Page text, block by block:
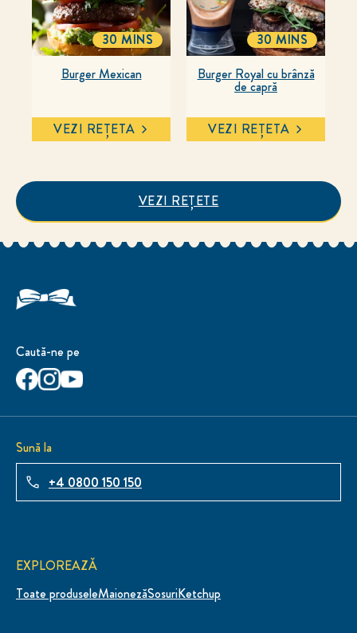
Burger Mexican
TOTALTIME
30 MINS
VEZI REȚETA
Burger Royal cu brânză
de capră
TOTALTIME
30 MINS
VEZI REȚETA
VEZI REȚETE
Caută-ne pe
Sună la
+4 0800 150 150
EXPLOREAZĂ
Toate produseleMaionezăSosuriKetchup